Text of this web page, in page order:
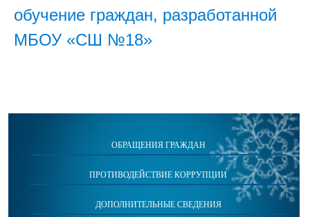
обучение граждан, разработанной
МБОУ «СШ №18»
ОБРАЩЕНИЯ ГРАЖДАН
ПРОТИВОДЕЙСТВИЕ КОРРУПЦИИ
ДОПОЛНИТЕЛЬНЫЕ СВЕДЕНИЯ